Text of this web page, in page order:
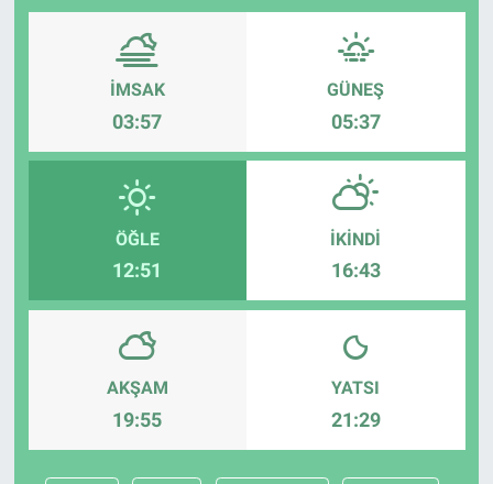
İMSAK
03:57
GÜNEŞ
05:37
ÖĞLE
12:51
İKINDI
16:43
AKŞAM
19:55
YATSI
21:29